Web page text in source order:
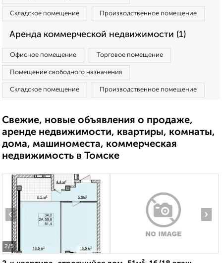
Складское помещение Производственное помещение
Аренда коммерческой недвижимости (1)
Офисное помещение Торговое помещение
Помещение свободного назначения
Складское помещение Производственное помещение
Свежие, новые объявления о продаже,
аренде недвижимости, квартиры, комнаты,
дома, машиноместа, коммерческая
недвижимость в Томске
2/5
‹ ›